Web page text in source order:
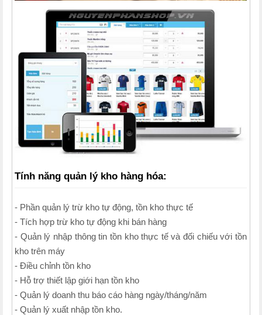
Tính năng quản lý kho hàng hóa:
- Phần quản lý trừ kho tự động, tồn kho thực tế
- Tích hợp trừ kho tự động khi bán hàng
- Quản lý nhập thông tin tồn kho thực tế và đối chiếu với tồn
kho trên máy
- Điều chỉnh tồn kho
- Hỗ trợ thiết lập giới hạn tồn kho
- Quản lý doanh thu báo cáo hàng ngày/tháng/năm
- Quản lý xuất nhập tồn kho.